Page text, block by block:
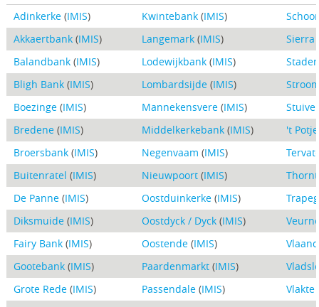
Adinkerke(IMIS) Kwintebank(IMIS)
Akkaertbank(IMIS) Langemark(IMIS)
Sierra
Balandbank(IMIS) Lodewijkbank(IMIS)
Staden
Bligh Bank(IMIS) Lombardsijde(IMIS)
Boezinge(IMIS) Mannekensvere(IMIS)
Bredene(IMIS) Middelkerkebank(IMIS) 't Potje
Broersbank(IMIS) Negenvaam (IMIS)
Buitenratel (IMIS) Nieuwpoort(IMIS)
De Panne(IMIS) Oostduinkerke(IMIS)
Diksmuide(IMIS) Oostdyck / Dyck (IMIS)
Fairy Bank(IMIS) Oostende(IMIS)
Gootebank(IMIS) Paardenmarkt(IMIS)
Grote Rede(IMIS) Passendale(IMIS)
Vlakte